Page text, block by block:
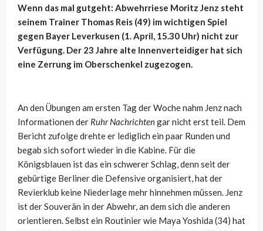
Wenn das mal gutgeht: Abwehrriese Moritz Jenz steht
seinem Trainer Thomas Reis (49) im wichtigen Spiel
gegen Bayer Leverkusen (1. April, 15.30 Uhr) nicht zur
Verfügung. Der 23 Jahre alte Innenverteidiger hat sich
eine Zerrung im Oberschenkel zugezogen.
An den Übungen am ersten Tag der Woche nahm Jenz nach
Informationen der Ruhr Nachrichtengar nicht erst teil. Dem
Bericht zufolge drehte er lediglich ein paar Runden und
begab sich sofort wieder in die Kabine. Für die
Königsblauen ist das ein schwerer Schlag, denn seit der
gebürtige Berliner die Defensive organisiert, hat der
Revierklub keine Niederlage mehr hinnehmen müssen. Jenz
ist der Souverän in der Abwehr, an dem sich die anderen
orientieren. Selbst ein Routinier wie Maya Yoshida (34) hat